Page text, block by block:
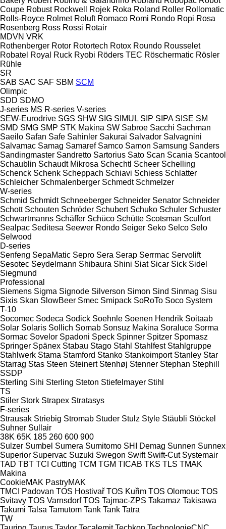
Coupe Robust Rockwell Rojek Roka Roland Roller Rollomatic
Rolls-Royce Rolmet Roluft Romaco Romi Rondo Ropi Rosa
Rosenberg Ross Rossi Rotair
MDVN VRK
Rothenberger Rotor Rotortech Rotox Roundo Rousselet
Robatel Royal Ruck Ryobi Röders TEC Röschermatic Rösler
Rühle
SR
SAB SAC SAF SBM SCM
Olimpic
SDD SDMO
J-series MS R-series V-series
SEW-Eurodrive SGS SHW SIG SIMUL SIP SIPA SISE SM
SMD SMG SMP STK Makina SW Sabroe Sacchi Sachman
Saeilo Safan Safe Sahinler Sakurai Salvador Salvagnini
Salvamac Samag Samaref Samco Samon Samsung Sanders
Sandingmaster Sandretto Sartorius Sato Scan Scania Scantool
Schaublin Schaudt Mikrosa Schechtl Scheer Schelling
Schenck Schenk Scheppach Schiavi Schiess Schlatter
Schleicher Schmalenberger Schmedt Schmelzer
W-series
Schmid Schmidt Schneeberger Schneider Senator Schneider
Schott Schouten Schröder Schubert Schuko Schuler Schuster
Schwartmanns Schäffer Schüco Schütte Scotsman Sculfort
Sealpac Seditesa Seewer Rondo Seiger Seko Selco Selo
Selwood
D-series
Senfeng SepaMatic Sepro Sera Serap Serrmac Servolift
Sesotec Seydelmann Shibaura Shini Siat Sicar Sick Sidel
Siegmund
Professional
Siemens Sigma Signode Silverson Simon Sind Sinmag Sisu
Sixis Skan SlowBeer Smec Smipack SoRoTo Soco System
T-10
Socomec Sodeca Sodick Soehnle Soenen Hendrik Soitaab
Solar Solaris Sollich Somab Sonsuz Makina Soraluce Sorma
Sormac Sovelor Spadoni Speck Spinner Spitzer Spomasz
Springer Spänex Stabau Stago Stahl Stahlfest Stahlgruppe
Stahlwerk Stama Stamford Stanko Stankoimport Stanley Star
Starrag Stas Steen Steinert Stenhøj Stenner Stephan Stephill
SSDP
Sterling Sihi Sterling Steton Stiefelmayer Stihl
TS
Stiler Stork Strapex Stratasys
F-series
Strausak Striebig Stromab Studer Stulz Style Stäubli Stöckel
Suhner Sullair
38K 65K 185 260 600 900
Sulzer Sumbel Sumera Sumitomo SHI Demag Sunnen Sunnex
Superior Supervac Suzuki Swegon Swift Swift-Cut Systemair
TAD TBT TCI Cutting TCM TGM TICAB TKS TLS TMAK
Makina
CookieMAK PastryMAK
TMCI Padovan TOS Hostivař TOS Kuřim TOS Olomouc TOS
Svitavy TOS Varnsdorf TOS Tajmac-ZPS Takamaz Takisawa
Takumi Talsa Tamutom Tank Tank Tatra
TW